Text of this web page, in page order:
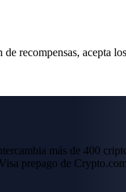
recompensas, acepta
más de 400
prepago de